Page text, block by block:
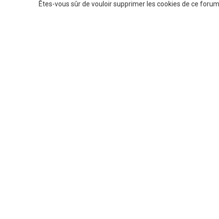
Êtes-vous sûr de vouloir supprimer les cookies de ce